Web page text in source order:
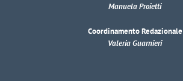
Manuela Proietti
Coordinamento Redazionale
Valeria Guarnieri